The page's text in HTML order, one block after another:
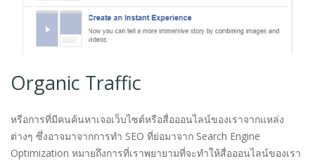
Organic Traffic
หรือการที่มีคนค้นหาเจอเว็บไซต์หรือสื่อออนไลน์ของเราจากแหล่ง
ต่างๆ ซึ่งอาจมาจากการทำ SEO ที่ย่อมาจาก Search Engine
Optimization หมายถึงการที่เราพยายามที่จะทำให้สื่อออนไลน์ของเรา